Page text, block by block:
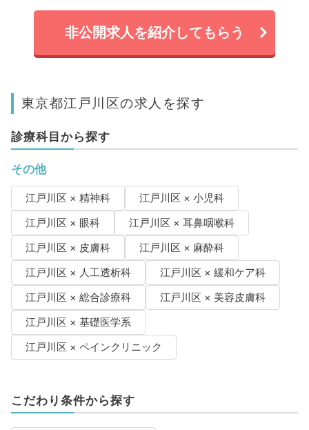
非公開求人を紹介してもらう
東京都江戸川区の求人を探す
診療科目から探す
その他
江戸川区 × 精神科
江戸川区 × 小児科
江戸川区 × 眼科
江戸川区 × 耳鼻咽喉科
江戸川区 × 皮膚科
江戸川区 × 麻酔科
江戸川区 × 人工透析科
江戸川区 × 緩和ケア科
江戸川区 × 総合診療科
江戸川区 × 美容皮膚科
江戸川区 × 基礎医学系
江戸川区 × ペインクリニック
こだわり条件から探す